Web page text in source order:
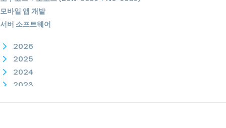
모바일 앱 개발
서버 소프트웨어
2026
2025
2024
2023